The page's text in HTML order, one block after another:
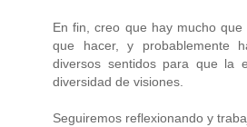
En fin, creo que hay mucho
que hacer, y probablemente
diversos sentidos para que la
diversidad de visiones.
Seguiremos reflexionando y